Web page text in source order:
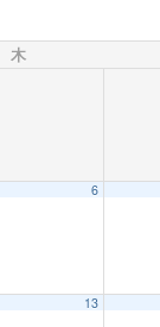
木
6
13